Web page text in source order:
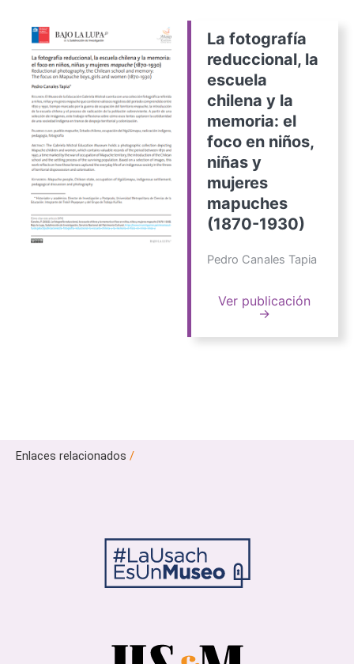
La fotografía
reduccional, la
escuela
chilena y la
memoria: el
foco en niños,
niñas y
mujeres
mapuches
(1870-1930)
Pedro Canales Tapia
Ver publicación
→
Enlaces relacionados /